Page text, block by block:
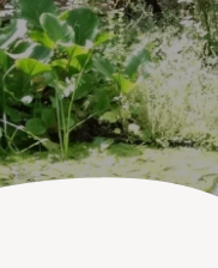
PLATTEGROND
VERHALEN
IN DE OMGEVING
HUISREGELS EN
Vanenburgerallee 13
3882 RH Putten
Route plannen